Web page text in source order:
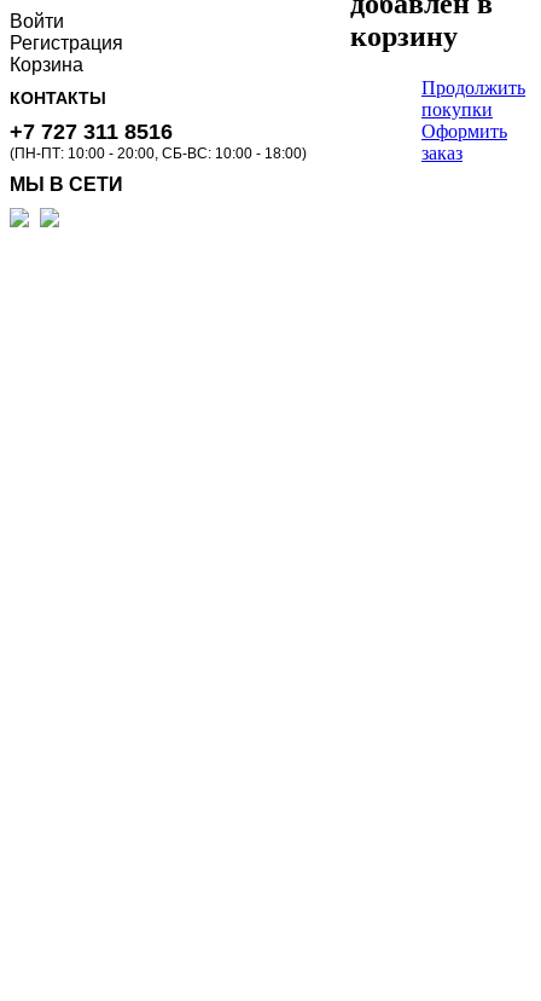
Войти
Регистрация
Корзина
КОНТАКТЫ
+7 727 311 8516
(ПН-ПТ: 10:00 - 20:00, СБ-ВС: 10:00 - 18:00)
МЫ В СЕТИ
корзину
Продолжить
покупки
Оформить
заказ